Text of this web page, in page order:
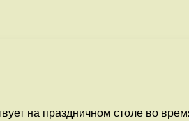
на праздничном столе во